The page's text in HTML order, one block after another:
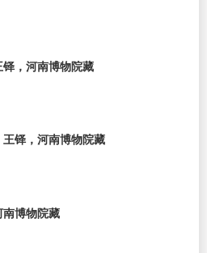
铎，河南博物院藏
王铎，河南博物院藏
南博物院藏